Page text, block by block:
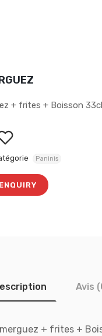
+ frites + Boisson 33cl
Paninis
Avis
+ frites +